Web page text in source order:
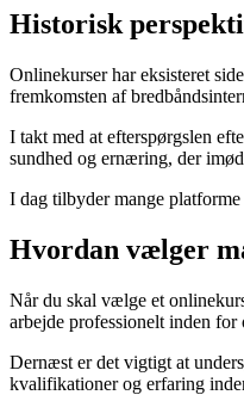
Historisk
Onlinekurser har eksisteret
fremkomsten af
I takt med at efterspørgslen
sundhed og ernæring, der
I dag tilbyder mange
Hvordan vælger
Når du skal vælge et
arbejde professionelt inden
Dernæst er det vigtigt at
kvalifikationer og erfaring